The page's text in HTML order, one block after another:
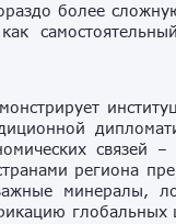
более
связей
региона
минералы,
глобальных